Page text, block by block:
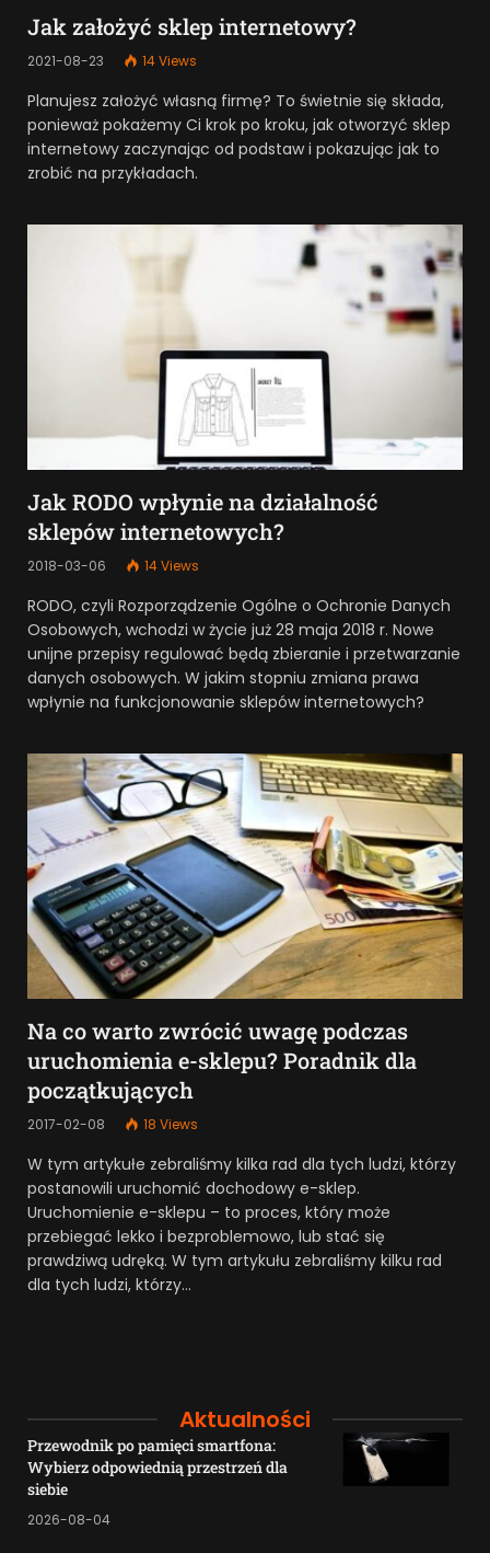
Jak założyć sklep internetowy?
2021-08-23 14Views
Planujesz założyć własną firmę? To świetnie się składa,
ponieważ pokażemy Ci krok po kroku, jak otworzyć sklep
internetowy zaczynając od podstaw i pokazując jak to
zrobić na przykładach.
Jak RODO wpłynie na działalność
sklepów internetowych?
2018-03-06 14Views
RODO, czyli Rozporządzenie Ogólne o Ochronie Danych
Osobowych, wchodzi w życie już 28 maja 2018 r. Nowe
unijne przepisy regulować będą zbieranie i przetwarzanie
danych osobowych. W jakim stopniu zmiana prawa
wpłynie na funkcjonowanie sklepów internetowych?
Na co warto zwrócić uwagę podczas
uruchomienia e-sklepu? Poradnik dla
początkujących
2017-02-08 18 Views
W tym artykułe zebraliśmy kilka rad dla tych ludzi, którzy
postanowili uruchomić dochodowy e-sklep.
Uruchomienie e-sklepu – to proces, który może
przebiegać lekko i bezproblemowo, lub stać się
prawdziwą udręką. W tym artykułu zebraliśmy kilku rad
dla tych ludzi, którzy…
Aktualności
Przewodnik po pamięci smartfona:
Wybierz odpowiednią przestrzeń dla
siebie
2026-08-04